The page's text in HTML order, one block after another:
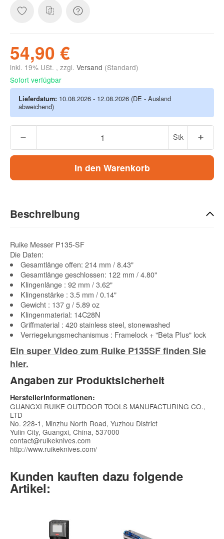
54,90 €
inkl. 19% USt. , zzgl. Versand (Standard)
Sofort verfügbar
Lieferdatum: 10.08.2026 - 12.08.2026 (DE - Ausland
abweichend)
Stk
In den Warenkorb
Beschreibung
Ruike Messer P135-SF
Die Daten:
Gesamtlänge offen: 214 mm / 8.43"
Gesamtlänge geschlossen: 122 mm / 4.80"
Klingenlänge : 92 mm / 3.62"
Klingenstärke : 3.5 mm / 0.14"
Gewicht : 137 g / 5.89 oz
Klingenmaterial: 14C28N
Griffmaterial : 420 stainless steel, stonewashed
Verriegelungsmechanismus : Framelock + "Beta Plus" lock
Ein super Video zum Ruike P135SF finden Sie
hier.
Angaben zur Produktsicherheit
Herstellerinformationen:
GUANGXI RUIKE OUTDOOR TOOLS MANUFACTURING CO.,
LTD
No. 228-1, Minzhu North Road, Yuzhou District
Yulin City, Guangxi, China, 537000
contact@ruikeknives.com
http://www.ruikeknives.com/
Kunden kauften dazu folgende
Artikel: